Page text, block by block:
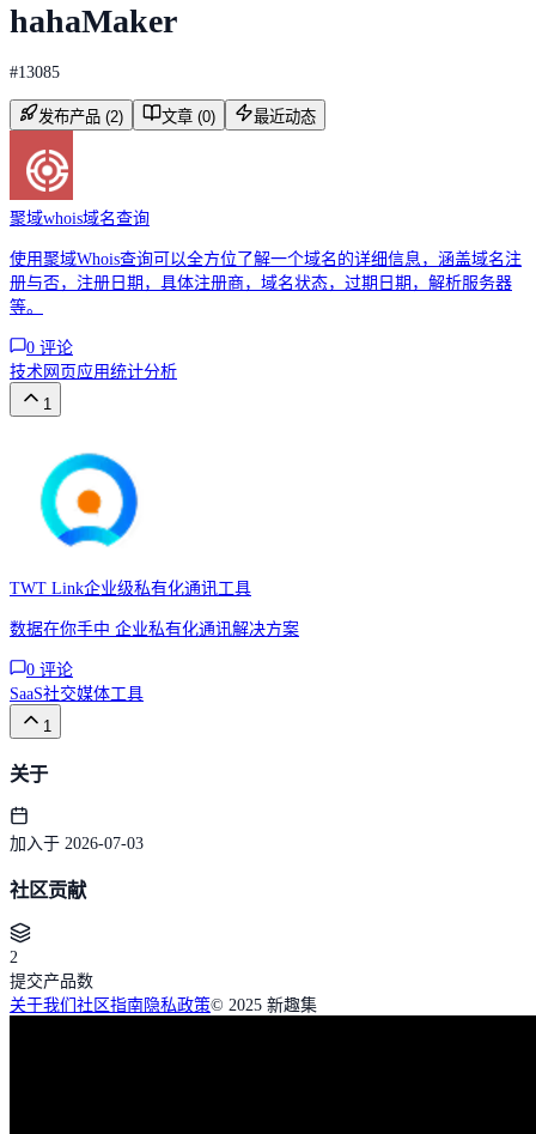
hahaMaker
#13085
发布产品 (2) 文章 (0) 最近动态
聚域whois域名查询
使用聚域Whois查询可以全方位了解一个域名的详细信息，涵盖域名注
册与否，注册日期，具体注册商，域名状态，过期日期，解析服务器
等。
0 评论
技术 网页应用统计分析
1
TWT Link企业级私有化通讯工具
数据在你手中 企业私有化通讯解决方案
0 评论
SaaS社交媒体工具
1
关于
加入于 2026-07-03
社区贡献
2
提交产品数
关于我们 社区指南隐私政策© 2025 新趣集